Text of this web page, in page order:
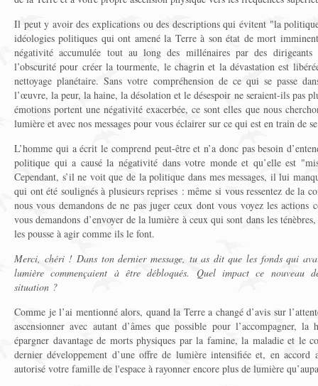
Il peut y avoir des explications ou des descriptions qui évitent "la
idéologies politiques qui ont amené la Terre à son état de mort
négativité accumulée tout au long des millénaires par des
l’obscurité pour créer la tourmente, le chagrin et la dévastation est
nettoyage planétaire. Sans votre compréhension de ce qui se passe
l’œuvre, la peur, la haine, la désolation et le désespoir ne seraient-ils pas
émotions portent une négativité exacerbée, ce sont elles que nous
lumière et avec nos messages pour vous éclairer sur ce qui est en train de
L’homme qui a écrit le comprend peut-être et n’a donc pas besoin
politique qui a causé la négativité dans votre monde et qu’elle est
Cependant, s’il ne voit que de la politique dans mes messages, il lui
qui ont été soulignés à plusieurs reprises : même si vous ressentez de la
nous vous demandons de ne pas juger ceux dont vous voyez les actions
vous demandons d’envoyer de la lumière à ceux qui sont dans les
les pousse à agir comme ils le font.
Merci, chéri ! Dans ton dernier message, tu as dit que les fonds qui
lumière commençaient à être débloqués. Quel impact ce nouveau
situation ?
Comme je l’ai mentionné alors, quand la Terre a changé d’avis sur
ascensionner avec autant d’âmes que possible pour l’accompagner,
épargner davantage de morts physiques par la famine, la maladie et le
dernier développement d’une offre de lumière intensifiée et, en
autorisé votre famille de l'espace à rayonner encore plus de lumière